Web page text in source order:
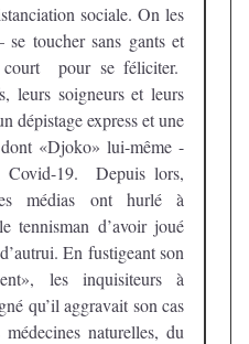
sociale. On les
toucher sans gants et
court pour se féliciter.
leurs soigneurs et leurs
dépistage express et une
«Djoko» lui-même -
Covid-19. Depuis lors,
médias ont hurlé à
tennisman d’avoir joué
En fustigeant son
les inquisiteurs à
qu’il aggravait son cas
naturelles, du